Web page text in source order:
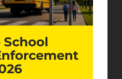
School